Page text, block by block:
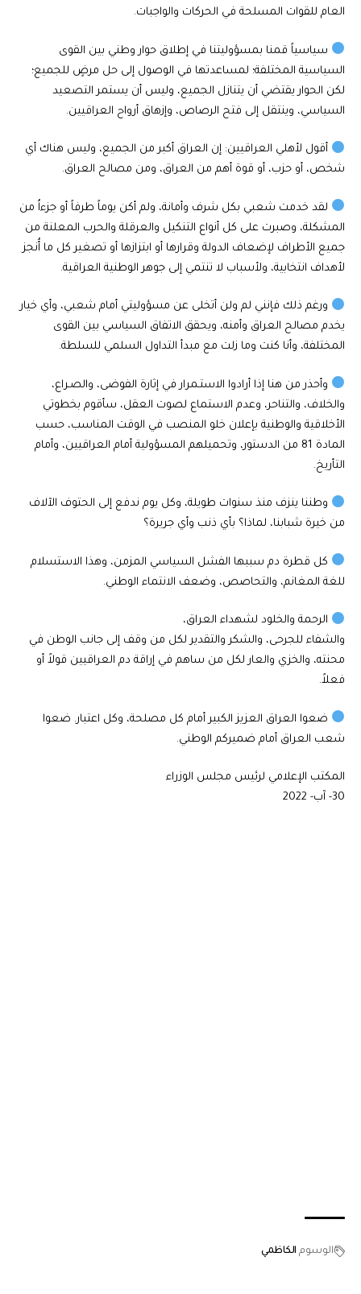
العام للقوات المسلحة في الحركات والواجبات.
سياسياً قمنا بمسؤوليتنا في إطلاق حوار وطني بين القوى
السياسية المختلفة؛ لمساعدتها في الوصول إلى حل مرضٍ للجميع؛
لكن الحوار يقتضي أن يتنازل الجميع، وليس أن يستمر التصعيد
السياسي، وينتقل إلى فتح الرصاص، وإزهاق أرواح العراقيين.
أقول لأهلي العراقيين: إن العراق أكبر من الجميع، وليس هناك أي
شخص، أو حزب، أو قوة أهم من العراق، ومن مصالح العراق.
لقد خدمت شعبي بكل شرف وأمانة، ولم أكن يوماً طرفاً أو جزءاُ من
المشكلة، وصبرت على كل أنواع التنكيل والعرقلة والحرب المعلنة من
جميع الأطراف لإضعاف الدولة وقرارها أو ابتزازها أو تصغير كل ما أُنجز
لأهداف انتخابية، ولأسباب لا تنتمي إلى جوهر الوطنية العراقية.
ورغم ذلك فإنني لم ولن أتخلى عن مسؤوليتي أمام شعبي، وأي خيار
يخدم مصالح العراق وأمنه، ويحقق الاتفاق السياسي بين القوى
المختلفة، وأنا كنت وما زلت مع مبدأ التداول السلمي للسلطة.
وأحذر من هنا إذا أرادوا الاستـمرار في إثارة الفوضى، والصـراع،
والخلاف، والتناحر، وعدم الاستماع لصوت العقل، سأقوم بخطوتي
الأخلاقية والوطنية بإعلان خلو المنصب في الوقت المناسب، حسب
المادة 81 من الدستور، وتحميلهم المسؤولية أمام العراقيين، وأمام
التأريخ.
وطننا ينزف منذ سنوات طويلة، وكل يوم ندفع إلى الحتوف الآلاف
من خيرة شبابنا، لماذا؟ بأي ذنب وأي جريرة؟
كل قطرة دم سببها الفشل السياسي المزمن، وهذا الاستسلام
للغة المغانم، والتحاصص، وضعف الانتماء الوطني.
الرحمة والخلود لشهداء العراق،
والشفاء للجرحى، والشكر والتقدير لكل من وقف إلى جانب الوطن في
محنته، والخزي والعار لكل من ساهم في إراقة دم العراقيين قولاً أو
فعلاً.
ضعوا العراق العزيز الكبير أمام كل مصلحة، وكل اعتبار. ضعوا
شعب العراق أمام ضميركم الوطني.
المكتب الإعلامي لرئيس مجلس الوزراء
30- آب- 2022
الوسوم الكاظمي